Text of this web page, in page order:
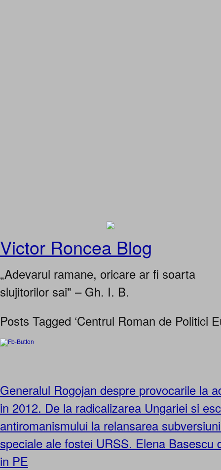
Victor Roncea Blog
„Adevarul ramane, oricare ar fi soarta
slujitorilor sai" – Gh. I. B.
Posts Tagged ‘Centrul Roman de Politici
Generalul Rogojan despre provocarile la
in 2012. De la radicalizarea Ungariei si
antiromanismului la relansarea
speciale ale fostei URSS. Elena Basescu
in PE